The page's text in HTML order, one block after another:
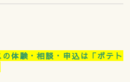
体験・相談・申込は「ポテト